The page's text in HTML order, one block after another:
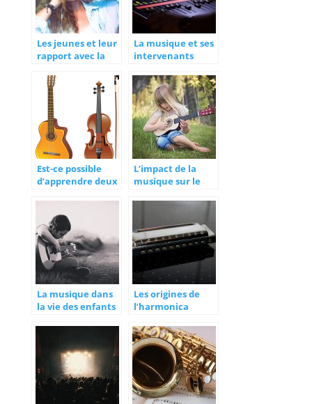
Les jeunes et leur
rapport avec la
La musique et ses
intervenants
Est-ce possible
d’apprendre deux
coup?
L’impact de la
musique sur le
des enfants
La musique dans
la vie des enfants
Les origines de
l’harmonica